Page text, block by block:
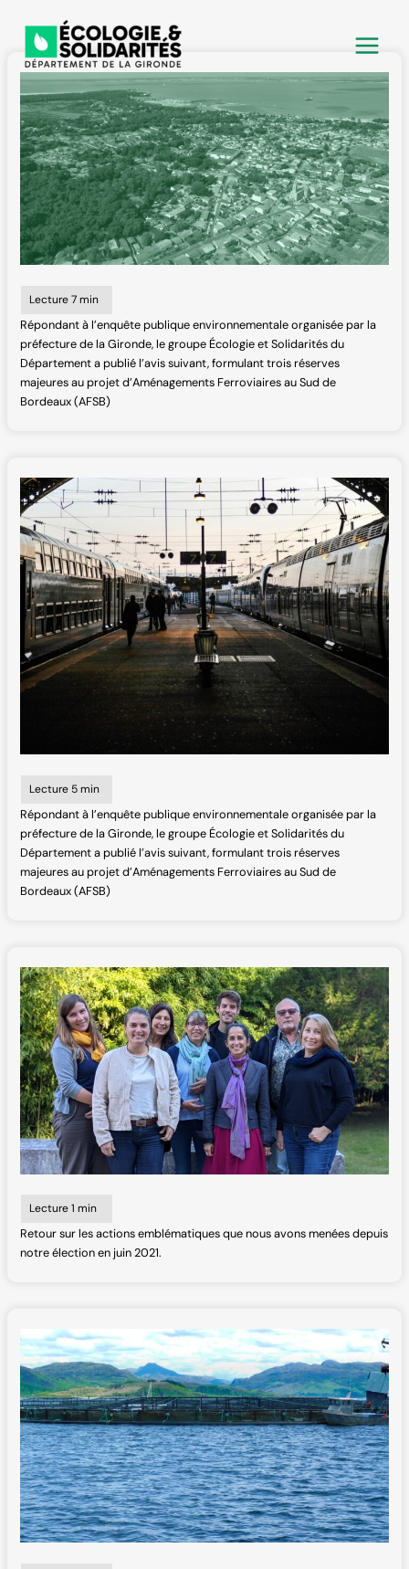
contenu
Répondant à l’enquête publique environnementale organisée par la
préfecture de la Gironde, le groupe Écologie et Solidarités du
Département a publié l’avis suivant, formulant trois réserves
majeures au projet d’Aménagements Ferroviaires au Sud de
Bordeaux (AFSB)
Répondant à l’enquête publique environnementale organisée par la
préfecture de la Gironde, le groupe Écologie et Solidarités du
Département a publié l’avis suivant, formulant trois réserves
majeures au projet d’Aménagements Ferroviaires au Sud de
Bordeaux (AFSB)
Retour sur les actions emblématiques que nous avons menées depuis
notre élection en juin 2021.